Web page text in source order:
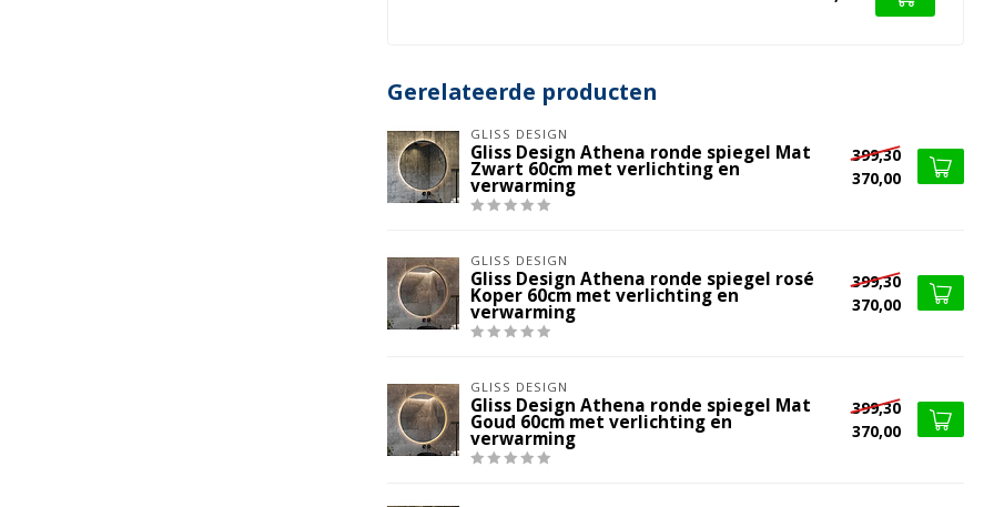
Gerelateerde producten
GLISS DESIGN
Gliss Design Athena ronde spiegel Mat
Zwart 60cm met verlichting en
verwarming
399,30
370,00
GLISS DESIGN
Gliss Design Athena ronde spiegel rosé
Koper 60cm met verlichting en
verwarming
399,30
370,00
GLISS DESIGN
Gliss Design Athena ronde spiegel Mat
Goud 60cm met verlichting en
verwarming
399,30
370,00